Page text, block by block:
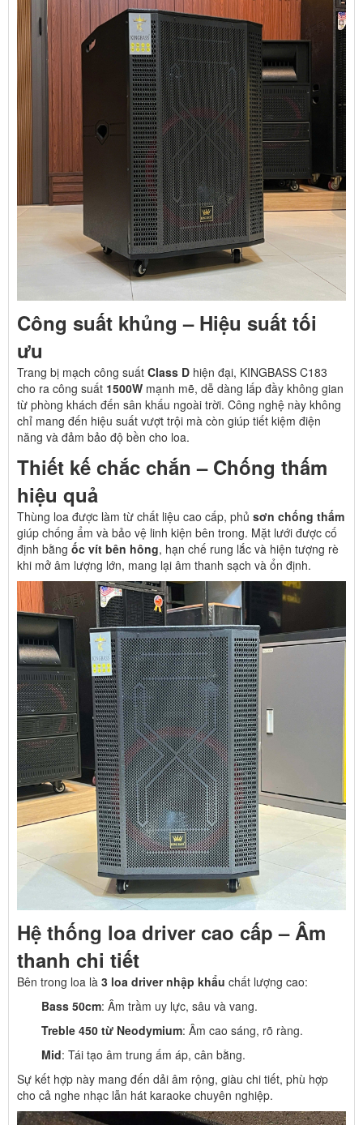
Công suất khủng – Hiệu suất tối
ưu
Trang bị mạch công suất Class D hiện đại, KINGBASS C183
cho ra công suất 1500W mạnh mẽ, dễ dàng lấp đầy không gian
từ phòng khách đến sân khấu ngoài trời. Công nghệ này không
chỉ mang đến hiệu suất vượt trội mà còn giúp tiết kiệm điện
năng và đảm bảo độ bền cho loa.
Thiết kế chắc chắn – Chống thấm
hiệu quả
Thùng loa được làm từ chất liệu cao cấp, phủ sơn chống thấm
giúp chống ẩm và bảo vệ linh kiện bên trong. Mặt lưới được cố
định bằng ốc vít bên hông, hạn chế rung lắc và hiện tượng rè
khi mở âm lượng lớn, mang lại âm thanh sạch và ổn định.
Hệ thống loa driver cao cấp – Âm
thanh chi tiết
Bên trong loa là 3 loa driver nhập khẩu chất lượng cao:
Bass 50cm: Âm trầm uy lực, sâu và vang.
Treble 450 từ Neodymium: Âm cao sáng, rõ ràng.
Mid: Tái tạo âm trung ấm áp, cân bằng.
Sự kết hợp này mang đến dải âm rộng, giàu chi tiết, phù hợp
cho cả nghe nhạc lẫn hát karaoke chuyên nghiệp.